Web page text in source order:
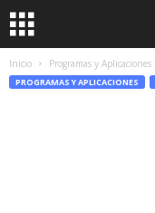
Inicio Programas y Aplicaciones
PROGRAMAS Y APLICACIONES